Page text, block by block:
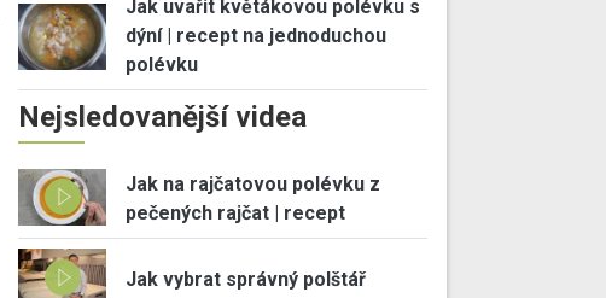
Jak uvařit květákovou polévku s
dýní | recept na jednoduchou
polévku
Nejsledovanější videa
Jak na rajčatovou polévku z
pečených rajčat | recept
Jak vybrat správný polštář